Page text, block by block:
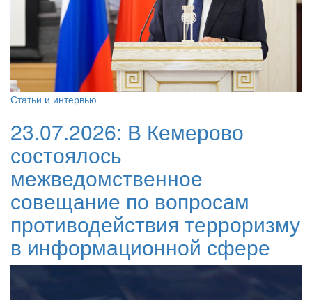
Статьи и интервью
23.07.2026: В Кемерово
состоялось
межведомственное
совещание по вопросам
противодействия терроризму
в информационной сфере